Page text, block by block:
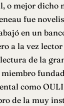
o mejor dicho
fue
en un
a la vez
de la
como
de la muy